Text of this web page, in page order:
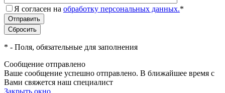
Я согласен на обработку персональных данных.*
* - Поля, обязательные для заполнения
Сообщение отправлено
Ваше сообщение успешно отправлено. В ближайшее время с
Вами свяжется наш специалист